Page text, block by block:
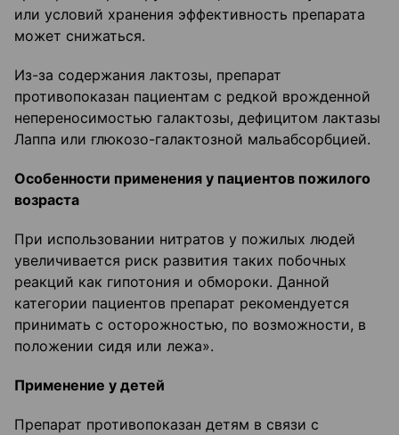
или условий хранения эффективность препарата
может снижаться.
Из-за содержания лактозы, препарат
противопоказан пациентам с редкой врожденной
непереносимостью галактозы, дефицитом лактазы
Лаппа или глюкозо-галактозной мальабсорбцией.
Особенности применения у пациентов пожилого
возраста
При использовании нитратов у пожилых людей
увеличивается риск развития таких побочных
реакций как гипотония и обмороки. Данной
категории пациентов препарат рекомендуется
принимать с осторожностью, по возможности, в
положении сидя или лежа».
Применение у детей
Препарат противопоказан детям в связи с